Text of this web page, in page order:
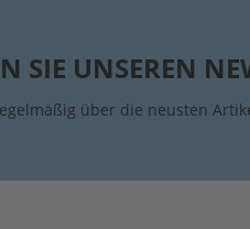
SIE UNSEREN
über die neusten